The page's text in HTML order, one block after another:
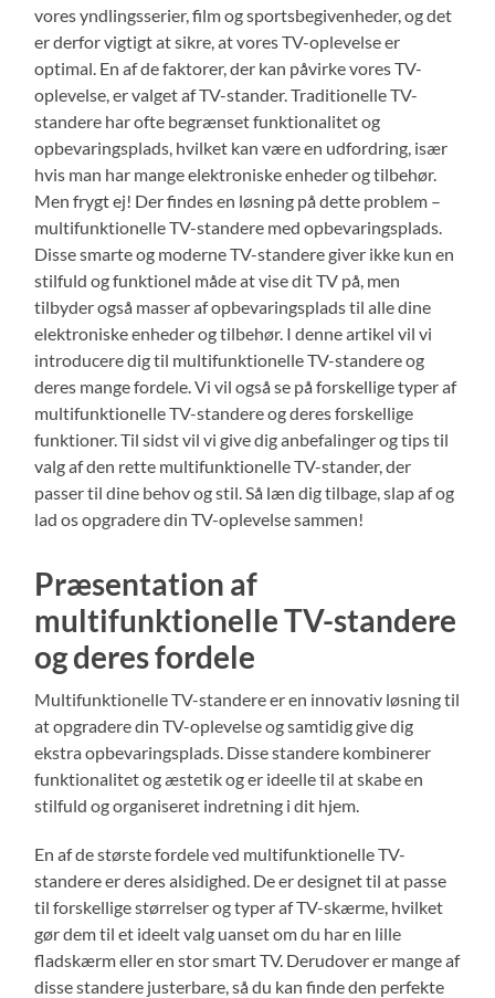
vores yndlingsserier, film og sportsbegivenheder, og det
er derfor vigtigt at sikre, at vores TV-oplevelse er
optimal. En af de faktorer, der kan påvirke vores TV-
oplevelse, er valget af TV-stander. Traditionelle TV-
standere har ofte begrænset funktionalitet og
opbevaringsplads, hvilket kan være en udfordring, især
hvis man har mange elektroniske enheder og tilbehør.
Men frygt ej! Der findes en løsning på dette problem –
multifunktionelle TV-standere med opbevaringsplads.
Disse smarte og moderne TV-standere giver ikke kun en
stilfuld og funktionel måde at vise dit TV på, men
tilbyder også masser af opbevaringsplads til alle dine
elektroniske enheder og tilbehør. I denne artikel vil vi
introducere dig til multifunktionelle TV-standere og
deres mange fordele. Vi vil også se på forskellige typer af
multifunktionelle TV-standere og deres forskellige
funktioner. Til sidst vil vi give dig anbefalinger og tips til
valg af den rette multifunktionelle TV-stander, der
passer til dine behov og stil. Så læn dig tilbage, slap af og
lad os opgradere din TV-oplevelse sammen!
Præsentation af
multifunktionelle TV-standere
og deres fordele
Multifunktionelle TV-standere er en innovativ løsning til
at opgradere din TV-oplevelse og samtidig give dig
ekstra opbevaringsplads. Disse standere kombinerer
funktionalitet og æstetik og er ideelle til at skabe en
stilfuld og organiseret indretning i dit hjem.
En af de største fordele ved multifunktionelle TV-
standere er deres alsidighed. De er designet til at passe
til forskellige størrelser og typer af TV-skærme, hvilket
gør dem til et ideelt valg uanset om du har en lille
fladskærm eller en stor smart TV. Derudover er mange af
disse standere justerbare, så du kan finde den perfekte